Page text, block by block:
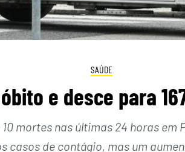
SAÚDE
e desce para
mortes nas últimas 24 horas em
casos de contágio, mas um